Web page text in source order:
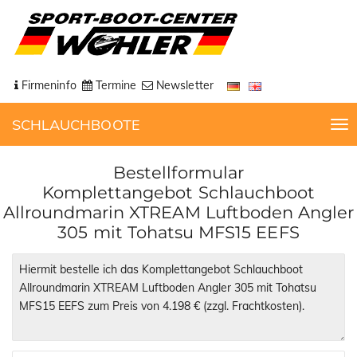
Firmeninfo Termine Newsletter
SCHLAUCHBOOTE
T
o
e
a
Bestellformular
Komplettangebot Schlauchboot
Allroundmarin XTREAM Luftboden Angler
305 mit Tohatsu MFS15 EEFS